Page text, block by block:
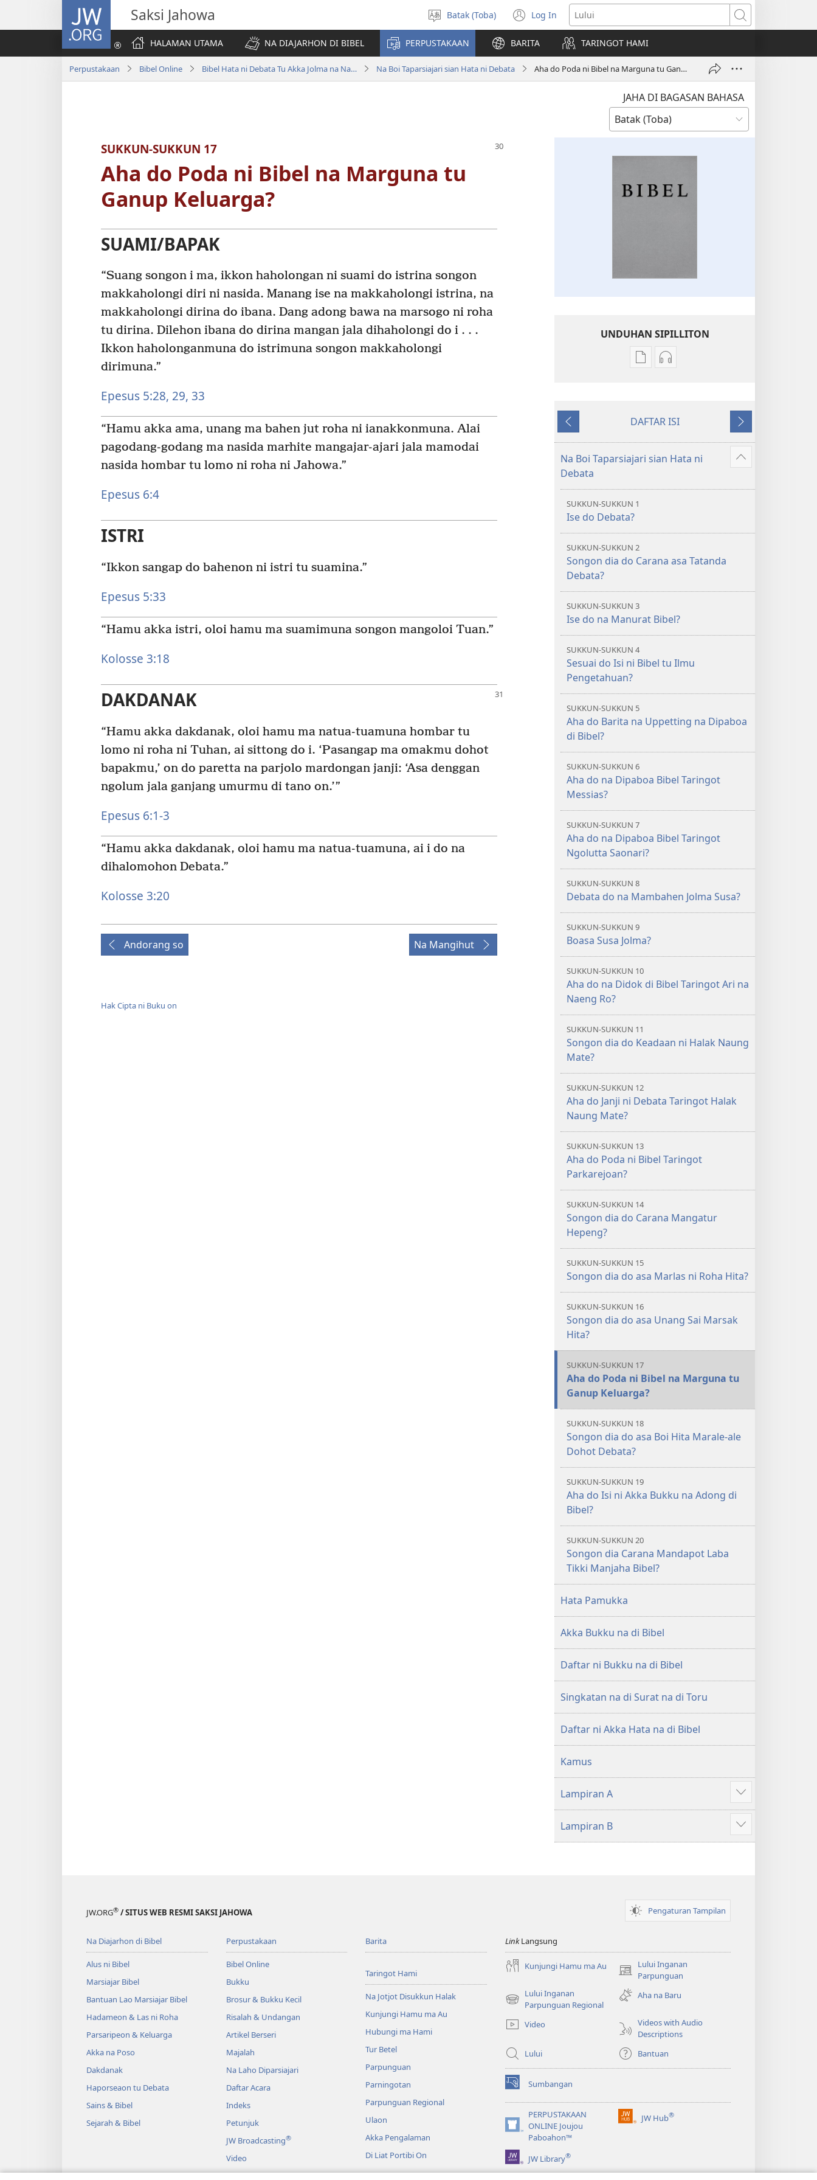
JW.ORG Saksi Jahowa
Pillit
Hata
Batak (Toba) Log In
(opens
new
window)
Lului
HALAMAN UTAMA
NA DIAJARHON DI BIBEL PERPUSTAKAAN BARITA TARINGOT HAMI
Perpustakaan Bibel Online Bibel Hata ni Debata Tu Akka Jolma na Naeng Mangolu di Tano na Imbaru Na Boi Taparsiajari sian Hata ni Debata Aha do Poda ni Bibel na Marguna tu Ganup Keluarga?
JAHA DI BAGASAN BAHASA
SUKKUN-SUKKUN 17
Aha do Poda ni Bibel na Marguna tu
Ganup Keluarga?
SUAMI/BAPAK
“Suang songon i ma, ikkon haholongan ni suami do istrina songon
makkaholongi diri ni nasida. Manang ise na makkaholongi istrina, na
makkaholongi dirina do ibana. Dang adong bawa na marsogo ni roha
tu dirina. Dilehon ibana do dirina mangan jala dihaholongi do i . . .
Ikkon haholonganmuna do istrimuna songon makkaholongi
dirimuna.”
Epesus 5:28, 29, 33
“Hamu akka ama, unang ma bahen jut roha ni ianakkonmuna. Alai
pagodang-godang ma nasida marhite mangajar-ajari jala mamodai
nasida hombar tu lomo ni roha ni Jahowa.”
Epesus 6:4
ISTRI
“Ikkon sangap do bahenon ni istri tu suamina.”
Epesus 5:33
“Hamu akka istri, oloi hamu ma suamimuna songon mangoloi Tuan.”
Kolosse 3:18
DAKDANAK
“Hamu akka dakdanak, oloi hamu ma natua-tuamuna hombar tu
lomo ni roha ni Tuhan, ai sittong do i. ‘Pasangap ma omakmu dohot
bapakmu,’ on do paretta na parjolo mardongan janji: ‘Asa denggan
ngolum jala ganjang umurmu di tano on.’”
Epesus 6:1-3
“Hamu akka dakdanak, oloi hamu ma natua-tuamuna, ai i do na
dihalomohon Debata.”
Kolosse 3:20
Andorang so Na Mangihut
Hak Cipta ni Buku on
UNDUHAN SIPILLITON
Sipilliton
Hata
Debata
tu
di
Tano
Sipiliton
Hata
Debata
tu
Tano
Andorang
so
DAFTAR ISI
Na
Mangihut
Na Boi Taparsiajari sian Hata ni
Debata
Patudu
umgodang
SUKKUN-SUKKUN 1
Ise do Debata?
SUKKUN-SUKKUN 2
Songon dia do Carana asa Tatanda
Debata?
SUKKUN-SUKKUN 3
Ise do na Manurat Bibel?
SUKKUN-SUKKUN 4
Sesuai do Isi ni Bibel tu Ilmu
Pengetahuan?
SUKKUN-SUKKUN 5
Aha do Barita na Uppetting na Dipaboa
di Bibel?
SUKKUN-SUKKUN 6
Aha do na Dipaboa Bibel Taringot
Messias?
SUKKUN-SUKKUN 7
Aha do na Dipaboa Bibel Taringot
Ngolutta Saonari?
SUKKUN-SUKKUN 8
Debata do na Mambahen Jolma Susa?
SUKKUN-SUKKUN 9
Boasa Susa Jolma?
SUKKUN-SUKKUN 10
Aha do na Didok di Bibel Taringot Ari na
Naeng Ro?
SUKKUN-SUKKUN 11
Songon dia do Keadaan ni Halak Naung
Mate?
SUKKUN-SUKKUN 12
Aha do Janji ni Debata Taringot Halak
Naung Mate?
SUKKUN-SUKKUN 13
Aha do Poda ni Bibel Taringot
Parkarejoan?
SUKKUN-SUKKUN 14
Songon dia do Carana Mangatur
Hepeng?
SUKKUN-SUKKUN 15
Songon dia do asa Marlas ni Roha Hita?
SUKKUN-SUKKUN 16
Songon dia do asa Unang Sai Marsak
Hita?
SUKKUN-SUKKUN 17
Aha do Poda ni Bibel na Marguna tu
Ganup Keluarga?
SUKKUN-SUKKUN 18
Songon dia do asa Boi Hita Marale-ale
Dohot Debata?
SUKKUN-SUKKUN 19
Aha do Isi ni Akka Bukku na Adong di
Bibel?
SUKKUN-SUKKUN 20
Songon dia Carana Mandapot Laba
Tikki Manjaha Bibel?
Hata Pamukka
Akka Bukku na di Bibel
Daftar ni Bukku na di Bibel
Singkatan na di Surat na di Toru
Daftar ni Akka Hata na di Bibel
Kamus
Lampiran A
Patudu
na
umgodang
Lampiran B
Patudu
na
JW.ORG® / SITUS WEB RESMI SAKSI JAHOWA Pengaturan Tampilan
Na Diajarhon di Bibel
Alus ni Bibel
Marsiajar Bibel
Bantuan Lao Marsiajar Bibel
Hadameon & Las ni Roha
Parsaripeon & Keluarga
Akka na Poso
Dakdanak
Haporseaon tu Debata
Sains & Bibel
Sejarah & Bibel
Perpustakaan
Bibel Online
Bukku
Brosur & Bukku Kecil
Risalah & Undangan
Artikel Berseri
Majalah
Na Laho Diparsiajari
Daftar Acara
Indeks
Petunjuk
JW Broadcasting®
Video
Musik
Barita
Taringot Hami
Na Jotjot Disukkun Halak
Kunjungi Hamu ma Au
Hubungi ma Hami
Tur Betel
Parpunguan
Parningotan
Parpunguan Regional
Ulaon
Akka Pengalaman
Di Liat Portibi On
LinkLangsung
Kunjungi Hamu ma Au
Lului Inganan
Parpunguan
(opens
new
window)
Lului Inganan
Parpunguan Regional
(opens
window)
Aha na Baru
Video
Videos with Audio
Descriptions
Lului
Bantuan
Sumbangan
(opens
new
window)PERPUSTAKAAN
ONLINE Joujou
Paboahon™
(opens
window)
JW Hub®
(opens
JW Library®